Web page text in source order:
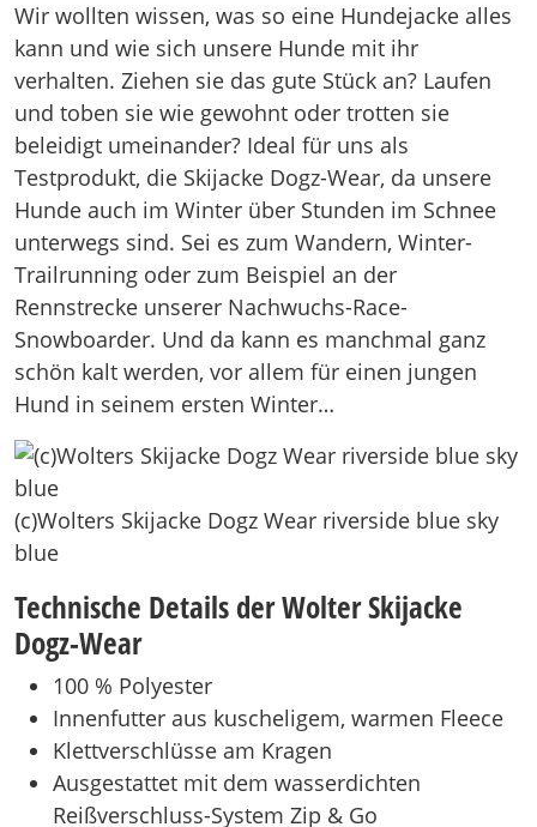
Wir wollten wissen, was so eine Hundejacke alles
kann und wie sich unsere Hunde mit ihr
verhalten. Ziehen sie das gute Stück an? Laufen
und toben sie wie gewohnt oder trotten sie
beleidigt umeinander? Ideal für uns als
Testprodukt, die Skijacke Dogz-Wear, da unsere
Hunde auch im Winter über Stunden im Schnee
unterwegs sind. Sei es zum Wandern, Winter-
Trailrunning oder zum Beispiel an der
Rennstrecke unserer Nachwuchs-Race-
Snowboarder. Und da kann es manchmal ganz
schön kalt werden, vor allem für einen jungen
Hund in seinem ersten Winter…
(c)Wolters Skijacke Dogz Wear riverside blue sky
blue
Technische Details der Wolter Skijacke
Dogz-Wear
100 % Polyester
Innenfutter aus kuscheligem, warmen Fleece
Klettverschlüsse am Kragen
Ausgestattet mit dem wasserdichten
Reißverschluss-System Zip & Go